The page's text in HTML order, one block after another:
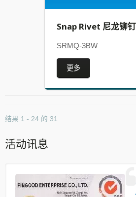
Snap Rivet 尼龙铆钉
SRMQ-3BW
更多
结果 1 - 24 的 31
活动讯息